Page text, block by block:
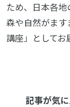
ため、日本各地
森や自然がま
講座」としてお
記事が気